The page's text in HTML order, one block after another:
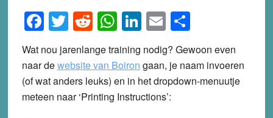
Facebook
Twitter
Reddit
WhatsApp
LinkedIn
EmailShare
Wat nou jarenlange training nodig? Gewoon even
naar dewebsite van Boiron gaan, je naam invoeren
(of wat anders leuks) en in het dropdown-menuutje
meteen naar ‘Printing Instructions’: